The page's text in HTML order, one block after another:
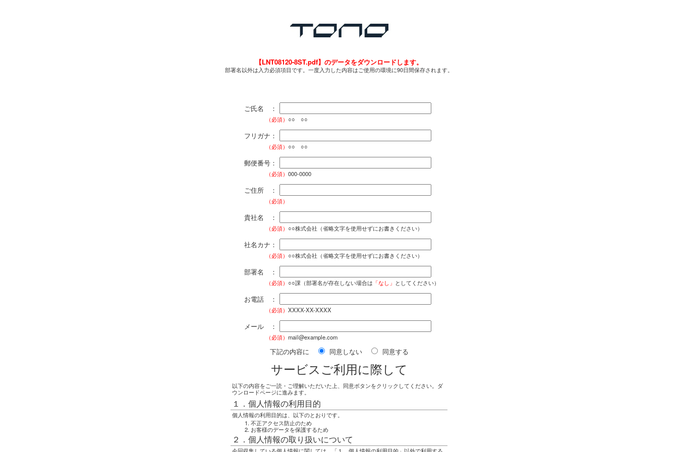
【LNT08120-8ST.pdf】のデータをダウンロードします。
部署名以外は入力必須項目です。一度入力した内容はご使用の環境に90日間保存されます。
ご氏名 ：
（必須） ○○ ○○
フリガナ：
（必須） ○○ ○○
郵便番号：
（必須） 000-0000
ご住所 ：
（必須）
貴社名 ：
（必須） ○○株式会社（省略文字を使用せずにお書きください）
社名カナ：
（必須） ○○株式会社（省略文字を使用せずにお書きください）
部署名 ：
（必須） ○○課（部署名が存在しない場合は 「なし」 としてください）
お電話 ：
（必須） XXXX-XX-XXXX
メール ：
（必須） mail@example.com
下記の内容に 同意しない 同意する
サービスご利用に際して
以下の内容をご一読・ご理解いただいた上、同意ボタンをクリックしてください。ダ
ウンロードページに進みます。
１．個人情報の利用目的
個人情報の利用目的は、以下のとおりです。
不正アクセス防止のため
お客様のデータを保護するため
２．個人情報の取り扱いについて